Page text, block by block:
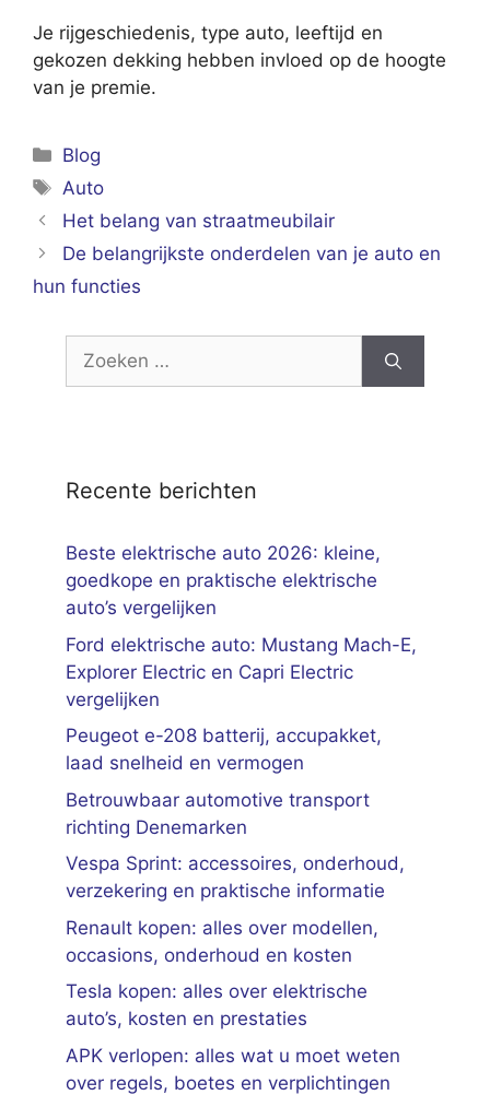
Je rijgeschiedenis, type auto, leeftijd en
gekozen dekking hebben invloed op de hoogte
van je premie.
Categorieën
Blog
Tags
Auto
Het belang van straatmeubilair
De belangrijkste onderdelen van je auto en
hun functies
Zoek
Recente berichten
Beste elektrische auto 2026: kleine,
goedkope en praktische elektrische
auto’s vergelijken
Ford elektrische auto: Mustang Mach-E,
Explorer Electric en Capri Electric
vergelijken
Peugeot e-208 batterij, accupakket,
laad snelheid en vermogen
Betrouwbaar automotive transport
richting Denemarken
Vespa Sprint: accessoires, onderhoud,
verzekering en praktische informatie
Renault kopen: alles over modellen,
occasions, onderhoud en kosten
Tesla kopen: alles over elektrische
auto’s, kosten en prestaties
APK verlopen: alles wat u moet weten
over regels, boetes en verplichtingen